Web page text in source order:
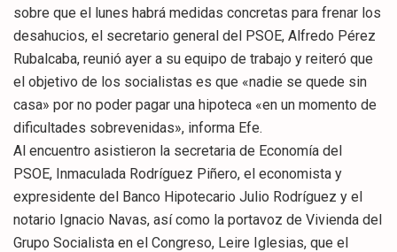
sobre que el lunes habrá medidas concretas para frenar los
desahucios, el secretario general del PSOE, Alfredo Pérez
Rubalcaba, reunió ayer a su equipo de trabajo y reiteró que
el objetivo de los socialistas es que «nadie se quede sin
casa» por no poder pagar una hipoteca «en un momento de
dificultades sobrevenidas», informa Efe.
Al encuentro asistieron la secretaria de Economía del
PSOE, Inmaculada Rodríguez Piñero, el economista y
expresidente del Banco Hipotecario Julio Rodríguez y el
notario Ignacio Navas, así como la portavoz de Vivienda del
Grupo Socialista en el Congreso, Leire Iglesias, que el